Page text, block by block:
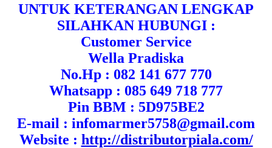
UNTUK KETERANGAN LENGKAP
SILAHKAN HUBUNGI :
Customer Service
Wella Pradiska
No.Hp : 082 141 677 770
Whatsapp : 085 649 718 777
Pin BBM : 5D975BE2
E-mail : infomarmer5758@gmail.com
Website : http://distributorpiala.com/